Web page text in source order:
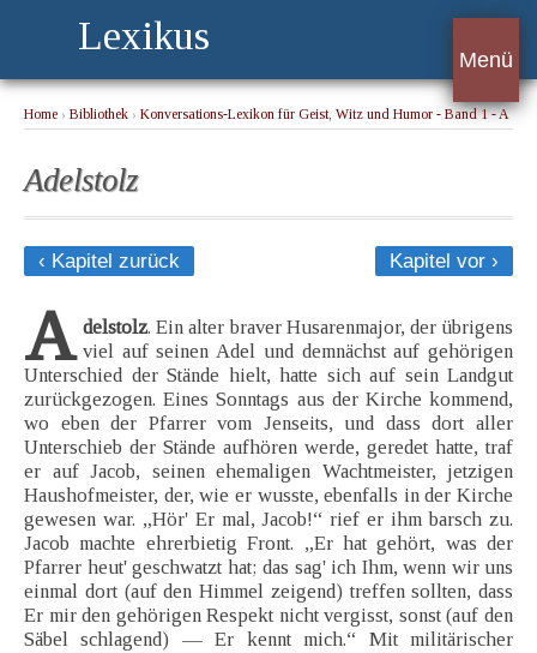
Lexikus
Menü
Home › Bibliothek › Konversations-Lexikon für Geist, Witz und Humor - Band 1 - A
Adelstolz
‹ Kapitel zurück Kapitel vor ›
A delstolz. Ein alter braver Husarenmajor, der übrigens
viel auf seinen Adel und demnächst auf gehörigen
Unterschied der Stände hielt, hatte sich auf sein Landgut
zurückgezogen. Eines Sonntags aus der Kirche kommend,
wo eben der Pfarrer vom Jenseits, und dass dort aller
Unterschieb der Stände aufhören werde, geredet hatte, traf
er auf Jacob, seinen ehemaligen Wachtmeister, jetzigen
Haushofmeister, der, wie er wusste, ebenfalls in der Kirche
gewesen war. „Hör' Er mal, Jacob!“ rief er ihm barsch zu.
Jacob machte ehrerbietig Front. „Er hat gehört, was der
Pfarrer heut' geschwatzt hat; das sag' ich Ihm, wenn wir uns
einmal dort (auf den Himmel zeigend) treffen sollten, dass
Er mir den gehörigen Respekt nicht vergisst, sonst (auf den
Säbel schlagend) — Er kennt mich.“ Mit militärischer